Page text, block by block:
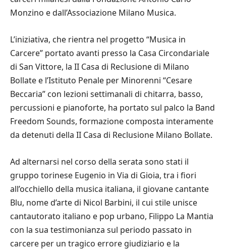
Monzino e dall’Associazione Milano Musica.
L’iniziativa, che rientra nel progetto “Musica in
Carcere” portato avanti presso la Casa Circondariale
di San Vittore, la II Casa di Reclusione di Milano
Bollate e l’Istituto Penale per Minorenni “Cesare
Beccaria” con lezioni settimanali di chitarra, basso,
percussioni e pianoforte, ha portato sul palco la Band
Freedom Sounds, formazione composta interamente
da detenuti della II Casa di Reclusione Milano Bollate.
Ad alternarsi nel corso della serata sono stati il
gruppo torinese Eugenio in Via di Gioia, tra i fiori
all’occhiello della musica italiana, il giovane cantante
Blu, nome d’arte di Nicol Barbini, il cui stile unisce
cantautorato italiano e pop urbano, Filippo La Mantia
con la sua testimonianza sul periodo passato in
carcere per un tragico errore giudiziario e la